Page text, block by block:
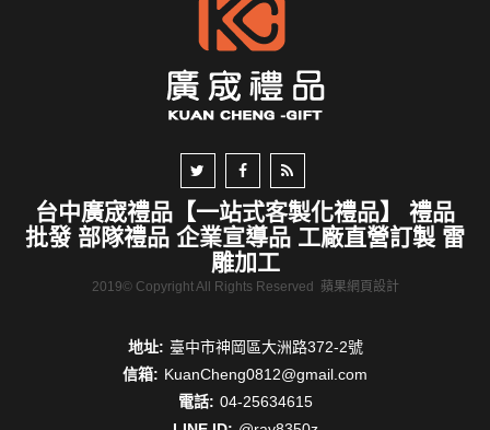
台中廣宬禮品【一站式客製化禮品】 禮品
批發 部隊禮品 企業宣導品 工廠直營訂製 雷
雕加工
2019© Copyright All Rights Reserved 蘋果網頁設計
地址: 臺中市神岡區大洲路372-2號
信箱: KuanCheng0812@gmail.com
電話: 04-25634615